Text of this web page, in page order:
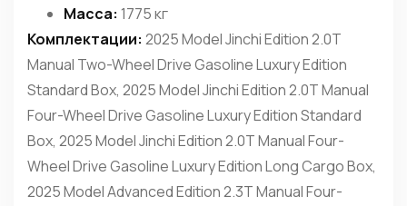
Масса: 1775 кг
Комплектации: 2025 Model Jinchi Edition 2.0T
Manual Two-Wheel Drive Gasoline Luxury Edition
Standard Box, 2025 Model Jinchi Edition 2.0T Manual
Four-Wheel Drive Gasoline Luxury Edition Standard
Box, 2025 Model Jinchi Edition 2.0T Manual Four-
Wheel Drive Gasoline Luxury Edition Long Cargo Box,
2025 Model Advanced Edition 2.3T Manual Four-